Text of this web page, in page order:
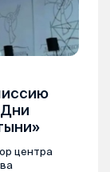
центра